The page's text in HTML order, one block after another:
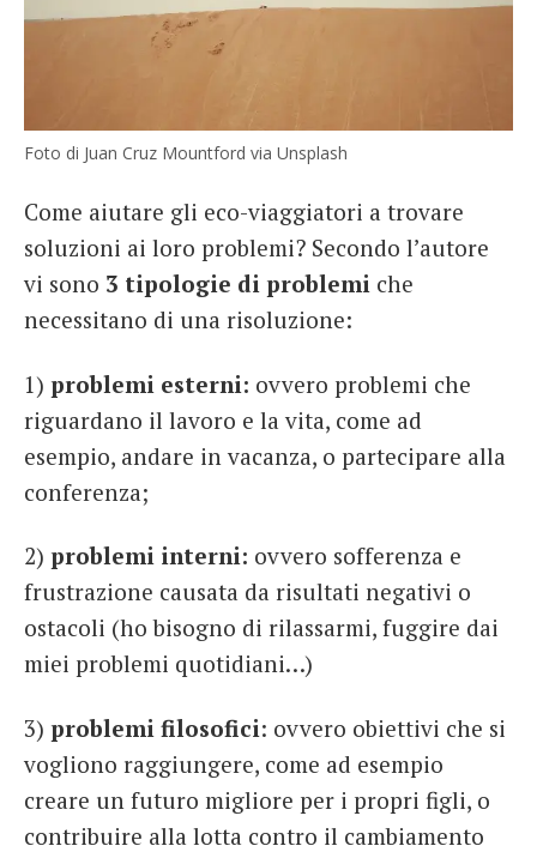
Foto di Juan Cruz Mountford via Unsplash
Come aiutare gli eco-viaggiatori a trovare
soluzioni ai loro problemi? Secondo l’autore
vi sono 3 tipologie di problemi che
necessitano di una risoluzione:
1) problemi esterni: ovvero problemi che
riguardano il lavoro e la vita, come ad
esempio, andare in vacanza, o partecipare alla
conferenza;
2) problemi interni: ovvero sofferenza e
frustrazione causata da risultati negativi o
ostacoli (ho bisogno di rilassarmi, fuggire dai
miei problemi quotidiani…)
3) problemi filosofici: ovvero obiettivi che si
vogliono raggiungere, come ad esempio
creare un futuro migliore per i propri figli, o
contribuire alla lotta contro il cambiamento